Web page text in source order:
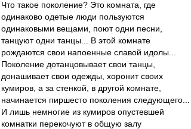
Что такое поколение? Это комната, где
одинаково одетые люди пользуются
одинаковыми вещами, поют одни песни,
танцуют одни танцы... В этой комнате
рождаются свои напоенные славой идолы...
Поколение дотанцовывает свои танцы,
донашивает свои одежды, хоронит своих
кумиров, а за стенкой, в другой комнате,
начинается пиршесто поколения следующего...
И лишь немногие из кумиров опустевшей
комнатки перекочуют в общую залу